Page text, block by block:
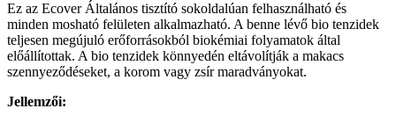
Ez az Ecover Általános tisztító sokoldalúan felhasználható és
minden mosható felületen alkalmazható. A benne lévő bio tenzidek
teljesen megújuló erőforrásokból biokémiai folyamatok által
előállítottak. A bio tenzidek könnyedén eltávolítják a makacs
szennyeződéseket, a korom vagy zsír maradványokat.
Jellemzői: